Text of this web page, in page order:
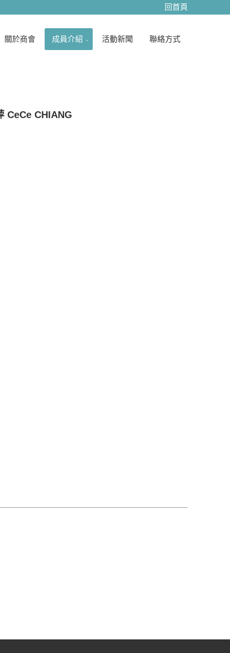
回首頁
間和競爭優勢以及能更有競爭力，不僅要滿足客戶的需求 以實
我們將進行了解，提出改善方案及持續追蹤 持續不斷提升服務
，本著誠信、正直、專注、服務的企業文化 落實以客為尊的企
戶服務滿意度。踏實的經營、穩健的績效一直是我們凝聚動力
,，唯有誠信才能使企業贏得股東、員工,而機動性的研發、迅速
，積極創造新的差異化,掌握先機、創造財富、誠信服務、保障
關於商會 成員介紹 活動新聞 聯絡方式
CeCe CHIANG